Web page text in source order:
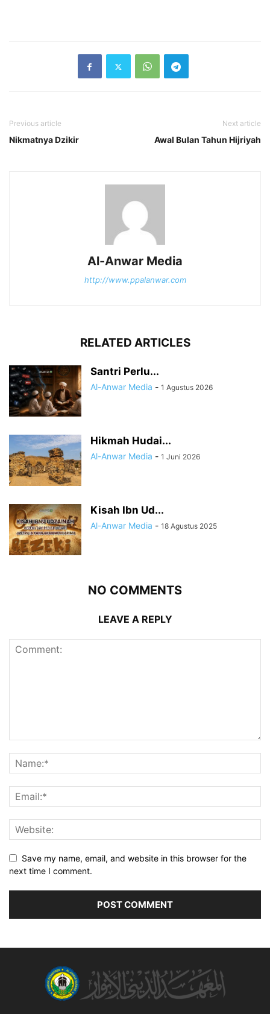
Previous article
Nikmatnya Dzikir
Next article
Awal Bulan Tahun Hijriyah
Al-Anwar Media
http://www.ppalanwar.com
RELATED ARTICLES
Santri Perlu...
Al-Anwar Media - 1 Agustus 2026
Hikmah Hudai...
Al-Anwar Media - 1 Juni 2026
Kisah Ibn Ud...
Al-Anwar Media - 18 Agustus 2025
NO COMMENTS
LEAVE A REPLY
Save my name, email, and website in this browser for the
next time I comment.